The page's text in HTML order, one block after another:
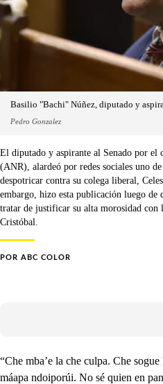
Basilio "Bachi" Núñez, diputado y
Pedro Gonzalez
El diputado y aspirante al Senado por el
(ANR), alardeó por redes sociales uno
despotricar contra su colega liberal,
embargo, hizo esta publicación luego de
tratar de justificar su alta morosidad con
Cristóbal.
POR ABC COLOR
“Che mba’e la che culpa. Che
máapa ndoiporúi. No sé quien en